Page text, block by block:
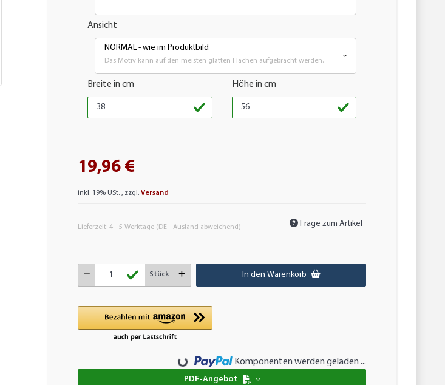
Ansicht
NORMAL - wie im Produktbild
Das Motiv kann auf den meisten glatten Flächen aufgebracht werden.
Breite in cm Höhe in cm
19,96 €
inkl. 19% USt. , zzgl. Versand
Lieferzeit: 4 - 5 Werktage (DE - Ausland abweichend) Frage zum Artikel
Stück In den Warenkorb
Loading... Komponenten werden geladen ...
PDF-Angebot